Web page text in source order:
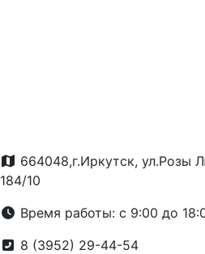
664048,г.Иркутск, ул.Розы
184/10
Время работы: с 9:00 до
8 (3952) 29-44-54